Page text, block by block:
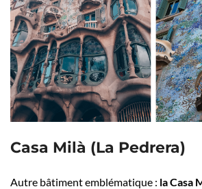
Casa Milà (La Pedrera)
Autre bâtiment emblématique : la Casa